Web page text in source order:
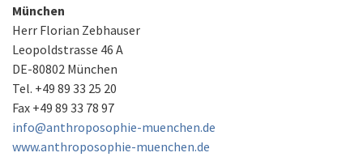
München
Herr Florian Zebhauser
Leopoldstrasse 46 A
DE-80802 München
Tel. +49 89 33 25 20
Fax +49 89 33 78 97
info@anthroposophie-muenchen.de
www.anthroposophie-muenchen.de